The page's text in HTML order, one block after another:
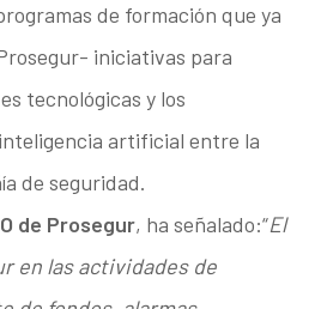
de formación que ya
iniciativas para
tecnológicas y los
artificial entre la
de seguridad.
de Prosegur, ha señalado:“El
en las actividades de